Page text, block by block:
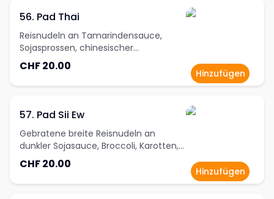
56. Pad Thai
Reisnudeln an Tamarindensauce,
Sojasprossen, chinesischer
Schnittlauch, dazu Erdnüsse und
Limettenscheibe
CHF 20.00
Hinzufügen
57. Pad Sii Ew
Gebratene breite Reisnudeln an
dunkler Sojasauce, Broccoli, Karotten,
Weisskabis und Eier
CHF 20.00
Hinzufügen